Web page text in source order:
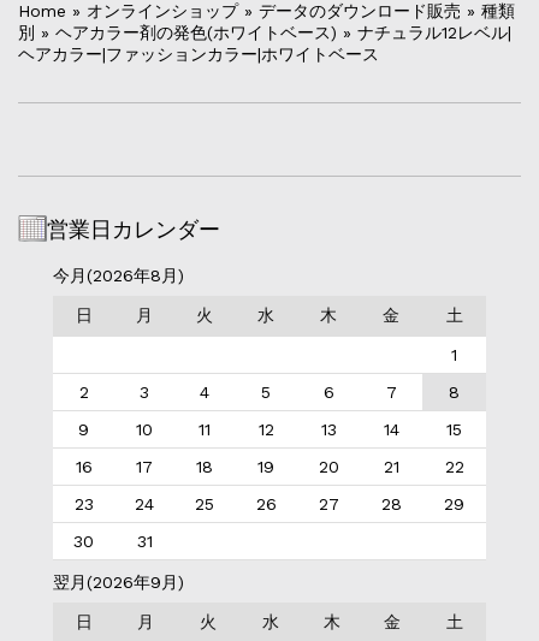
Home » オンラインショップ » データのダウンロード販売 » 種類
別 » ヘアカラー剤の発色(ホワイトベース) » ナチュラル12レベル|
ヘアカラー|ファッションカラー|ホワイトベース
営業日カレンダー
今月(2026年8月)
日 月 火 水 木 金 土
1
2
3 4 5 6 7
8
9
10 11 12 13 14
15
16
17 18 19 20 21
22
23
24 25 26 27 28
29
30
31
翌月(2026年9月)
日 月 火 水 木 金 土